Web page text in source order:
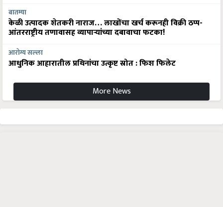
बातम्या
केळी उत्पादक शेतकरी नाराज… लाखोंचा खर्च करूनही विक्री ठप्प-
आंतरराष्ट्रीय तणावासह व्यापाऱ्यांच्या दबावाचा फटका!
आरोग्य सल्ला
आधुनिक आहारातील प्रथिनांचा उत्कृष्ट स्रोत : फिश फिलेट
More News